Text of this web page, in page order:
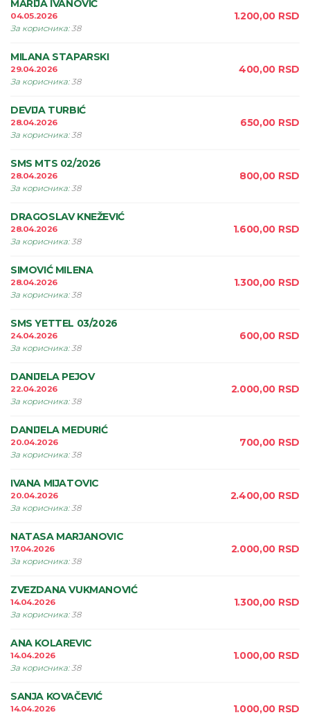
MARIJA IVANOVIĆ
04.05.2026
За корисника:38
1.200,00 RSD
MILANA STAPARSKI
29.04.2026
За корисника:38
400,00 RSD
DEVIJA TURBIĆ
28.04.2026
За корисника:38
650,00 RSD
SMS MTS 02/2026
28.04.2026
За корисника:38
800,00 RSD
DRAGOSLAV KNEŽEVIĆ
28.04.2026
За корисника:38
1.600,00 RSD
SIMOVIĆ MILENA
28.04.2026
За корисника:38
1.300,00 RSD
SMS YETTEL 03/2026
24.04.2026
За корисника:38
600,00 RSD
DANIJELA PEJOV
22.04.2026
За корисника:38
2.000,00 RSD
DANIJELA MEDURIĆ
20.04.2026
За корисника:38
700,00 RSD
IVANA MIJATOVIC
20.04.2026
За корисника:38
2.400,00 RSD
NATASA MARJANOVIC
17.04.2026
За корисника:38
2.000,00 RSD
ZVEZDANA VUKMANOVIĆ
14.04.2026
За корисника:38
1.300,00 RSD
ANA KOLAREVIC
14.04.2026
За корисника:38
1.000,00 RSD
SANJA KOVAČEVIĆ
14.04.2026 1.000,00 RSD